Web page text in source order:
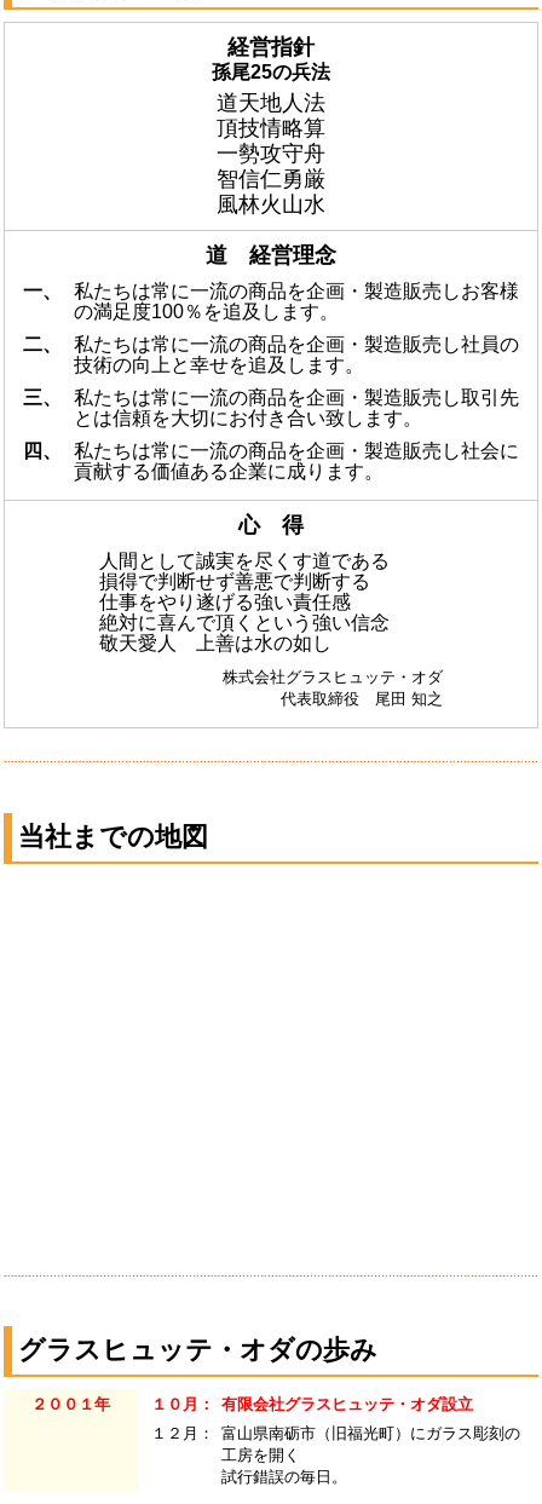
経営指針
孫尾25の兵法
道天地人法
頂技情略算
一勢攻守舟
智信仁勇厳
風林火山水
道 経営理念
一、
私たちは常に一流の商品を企画・製造販売しお客様
の満足度100％を追及します。
二、
私たちは常に一流の商品を企画・製造販売し社員の
技術の向上と幸せを追及します。
三、
私たちは常に一流の商品を企画・製造販売し取引先
とは信頼を大切にお付き合い致します。
四、
私たちは常に一流の商品を企画・製造販売し社会に
貢献する価値ある企業に成ります。
心 得
人間として誠実を尽くす道である
損得で判断せず善悪で判断する
仕事をやり遂げる強い責任感
絶対に喜んで頂くという強い信念
敬天愛人 上善は水の如し
株式会社グラスヒュッテ・オダ
代表取締役 尾田 知之
当社までの地図
グラスヒュッテ・オダの歩み
２００１年 １０月：
有限会社グラスヒュッテ・オダ設立
１２月：
富山県南砺市（旧福光町）にガラス彫刻の
工房を開く
試行錯誤の毎日。